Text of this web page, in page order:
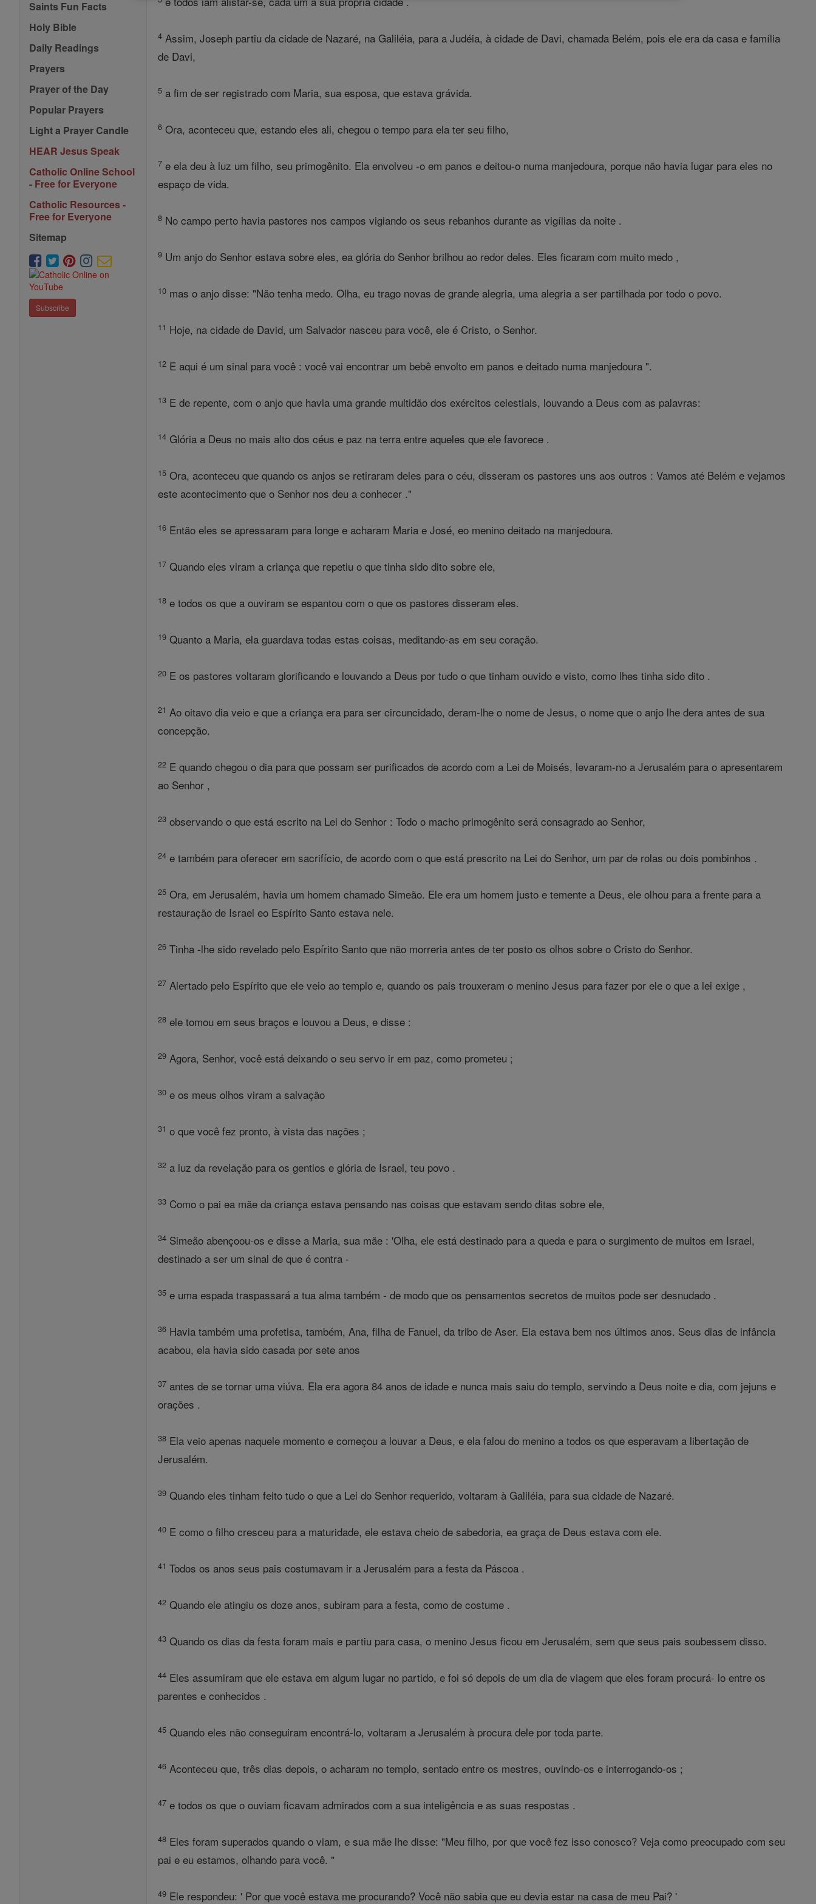
Saints Fun Facts
Holy Bible
Daily Readings
Prayers
Prayer of the Day
Popular Prayers
Light a Prayer Candle
HEAR Jesus Speak
Catholic Online School
- Free for Everyone
Catholic Resources -
Free for Everyone
Sitemap
Subscribe
4 Assim, Joseph partiu da cidade de Nazaré, na Galiléia, para a Judéia, à cidade de Davi, chamada Belém, pois ele era da casa e família
de Davi,
5 a fim de ser registrado com Maria, sua esposa, que estava grávida.
6 Ora, aconteceu que, estando eles ali, chegou o tempo para ela ter seu filho,
7 e ela deu à luz um filho, seu primogênito. Ela envolveu -o em panos e deitou-o numa manjedoura, porque não havia lugar para eles no
espaço de vida.
8 No campo perto havia pastores nos campos vigiando os seus rebanhos durante as vigílias da noite .
9 Um anjo do Senhor estava sobre eles, ea glória do Senhor brilhou ao redor deles. Eles ficaram com muito medo ,
10 mas o anjo disse: "Não tenha medo. Olha, eu trago novas de grande alegria, uma alegria a ser partilhada por todo o povo.
11 Hoje, na cidade de David, um Salvador nasceu para você, ele é Cristo, o Senhor.
12 E aqui é um sinal para você : você vai encontrar um bebê envolto em panos e deitado numa manjedoura ".
13 E de repente, com o anjo que havia uma grande multidão dos exércitos celestiais, louvando a Deus com as palavras:
14 Glória a Deus no mais alto dos céus e paz na terra entre aqueles que ele favorece .
15 Ora, aconteceu que quando os anjos se retiraram deles para o céu, disseram os pastores uns aos outros : Vamos até Belém e vejamos
este acontecimento que o Senhor nos deu a conhecer ."
16 Então eles se apressaram para longe e acharam Maria e José, eo menino deitado na manjedoura.
17 Quando eles viram a criança que repetiu o que tinha sido dito sobre ele,
18 e todos os que a ouviram se espantou com o que os pastores disseram eles.
19 Quanto a Maria, ela guardava todas estas coisas, meditando-as em seu coração.
20 E os pastores voltaram glorificando e louvando a Deus por tudo o que tinham ouvido e visto, como lhes tinha sido dito .
21 Ao oitavo dia veio e que a criança era para ser circuncidado, deram-lhe o nome de Jesus, o nome que o anjo lhe dera antes de sua
concepção.
22 E quando chegou o dia para que possam ser purificados de acordo com a Lei de Moisés, levaram-no a Jerusalém para o apresentarem
ao Senhor ,
23 observando o que está escrito na Lei do Senhor : Todo o macho primogênito será consagrado ao Senhor,
24 e também para oferecer em sacrifício, de acordo com o que está prescrito na Lei do Senhor, um par de rolas ou dois pombinhos .
25 Ora, em Jerusalém, havia um homem chamado Simeão. Ele era um homem justo e temente a Deus, ele olhou para a frente para a
restauração de Israel eo Espírito Santo estava nele.
26 Tinha -lhe sido revelado pelo Espírito Santo que não morreria antes de ter posto os olhos sobre o Cristo do Senhor.
27 Alertado pelo Espírito que ele veio ao templo e, quando os pais trouxeram o menino Jesus para fazer por ele o que a lei exige ,
28 ele tomou em seus braços e louvou a Deus, e disse :
29 Agora, Senhor, você está deixando o seu servo ir em paz, como prometeu ;
30 e os meus olhos viram a salvação
31 o que você fez pronto, à vista das nações ;
32 a luz da revelação para os gentios e glória de Israel, teu povo .
33 Como o pai ea mãe da criança estava pensando nas coisas que estavam sendo ditas sobre ele,
34 Simeão abençoou-os e disse a Maria, sua mãe : 'Olha, ele está destinado para a queda e para o surgimento de muitos em Israel,
destinado a ser um sinal de que é contra -
35 e uma espada traspassará a tua alma também - de modo que os pensamentos secretos de muitos pode ser desnudado .
36 Havia também uma profetisa, também, Ana, filha de Fanuel, da tribo de Aser. Ela estava bem nos últimos anos. Seus dias de infância
acabou, ela havia sido casada por sete anos
37 antes de se tornar uma viúva. Ela era agora 84 anos de idade e nunca mais saiu do templo, servindo a Deus noite e dia, com jejuns e
orações .
38 Ela veio apenas naquele momento e começou a louvar a Deus, e ela falou do menino a todos os que esperavam a libertação de
Jerusalém.
39 Quando eles tinham feito tudo o que a Lei do Senhor requerido, voltaram à Galiléia, para sua cidade de Nazaré.
40 E como o filho cresceu para a maturidade, ele estava cheio de sabedoria, ea graça de Deus estava com ele.
41 Todos os anos seus pais costumavam ir a Jerusalém para a festa da Páscoa .
42 Quando ele atingiu os doze anos, subiram para a festa, como de costume .
43 Quando os dias da festa foram mais e partiu para casa, o menino Jesus ficou em Jerusalém, sem que seus pais soubessem disso.
44 Eles assumiram que ele estava em algum lugar no partido, e foi só depois de um dia de viagem que eles foram procurá- lo entre os
parentes e conhecidos .
45 Quando eles não conseguiram encontrá-lo, voltaram a Jerusalém à procura dele por toda parte.
46 Aconteceu que, três dias depois, o acharam no templo, sentado entre os mestres, ouvindo-os e interrogando-os ;
47 e todos os que o ouviam ficavam admirados com a sua inteligência e as suas respostas .
48 Eles foram superados quando o viam, e sua mãe lhe disse: "Meu filho, por que você fez isso conosco? Veja como preocupado com seu
pai e eu estamos, olhando para você. "
49 Ele respondeu: ' Por que você estava me procurando? Você não sabia que eu devia estar na casa de meu Pai? '